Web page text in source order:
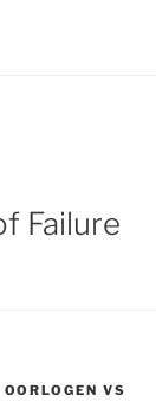
Failure
OORLOGEN VS